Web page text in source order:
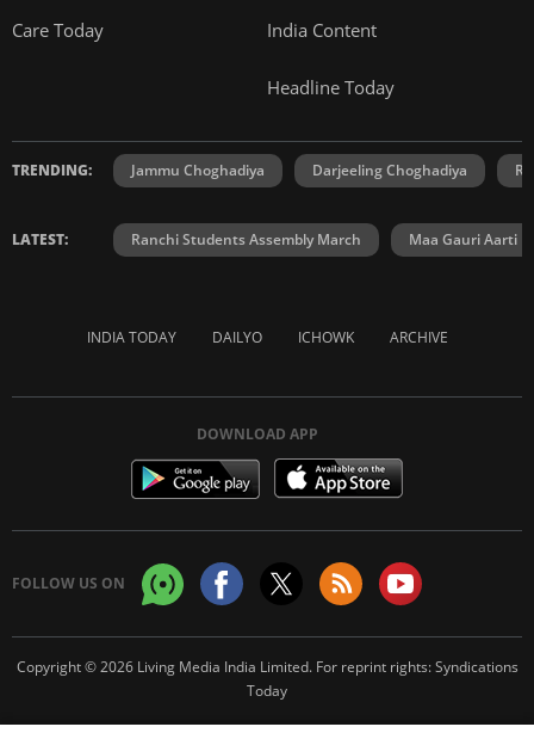
Care Today India Content
Headline Today
TRENDING: Jammu Choghadiya Darjeeling Choghadiya
LATEST: Ranchi Students Assembly March Maa Gauri Aarti
INDIA TODAY DAILYO ICHOWK ARCHIVE
DOWNLOAD APP
FOLLOW US ON
Copyright © 2026 Living Media India Limited. For reprint rights:Syndications
Today